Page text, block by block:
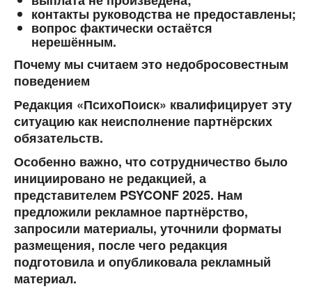
контакты руководства не предоставлены;
вопрос фактически остаётся
нерешённым.
Почему мы считаем это недобросовестным
поведением
Редакция «ПсихоПоиск» квалифицирует эту
ситуацию как неисполнение партнёрских
обязательств.
Особенно важно, что сотрудничество было
инициировано не редакцией, а
представителем PSYCONF 2025. Нам
предложили рекламное партнёрство,
запросили материалы, уточнили форматы
размещения, после чего редакция
подготовила и опубликовала рекламный
материал.